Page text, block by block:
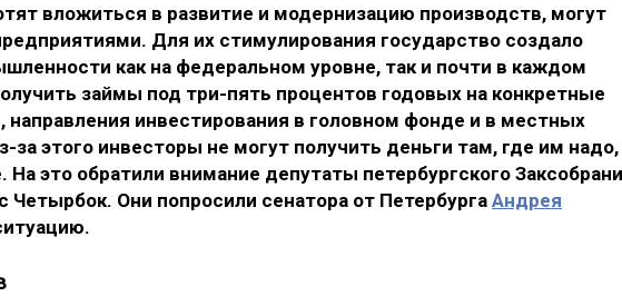
вложиться в развитие и модернизацию производств, могут
Для их стимулирования государство создало
как на федеральном уровне, так и почти в каждом
займы под три-пять процентов годовых на конкретные
направления инвестирования в головном фонде и в местных
за этого инвесторы не могут получить деньги там, где им надо,
На это обратили внимание депутаты петербургского
Они попросили сенатора от ПетербургаАндрея